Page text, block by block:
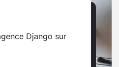
Django sur